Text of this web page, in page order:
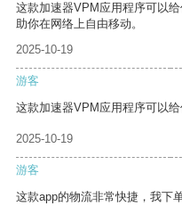
这款加速器VPM应用程序可以
助你在网络上自由移动。
2025-10-19
游客
这款加速器VPM应用程序可以
2025-10-19
游客
这款app的物流非常快捷，我下